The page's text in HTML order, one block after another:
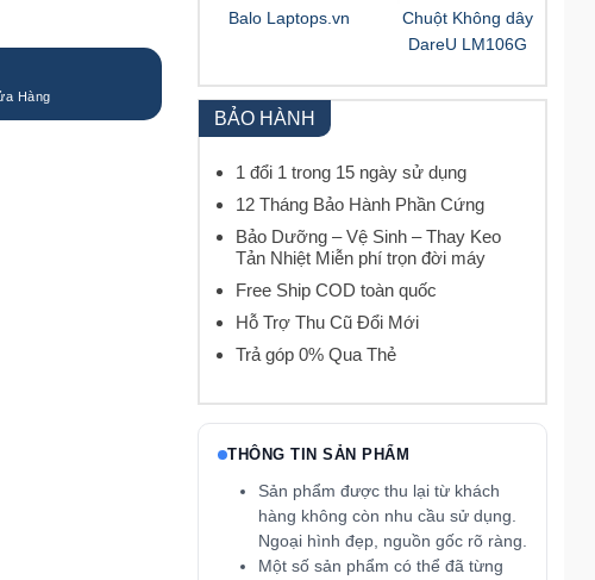
Balo Laptops.vn
Chuột Không dây
DareU LM106G
BẢO HÀNH
1 đổi 1 trong 15 ngày sử dụng
12 Tháng Bảo Hành Phần Cứng
Bảo Dưỡng – Vệ Sinh – Thay Keo
Tản Nhiệt Miễn phí trọn đời máy
Free Ship COD toàn quốc
Hỗ Trợ Thu Cũ Đổi Mới
Trả góp 0% Qua Thẻ
THÔNG TIN SẢN PHẨM
Sản phẩm được thu lại từ khách
hàng không còn nhu cầu sử dụng.
Ngoại hình đẹp, nguồn gốc rõ ràng.
Một số sản phẩm có thể đã từng